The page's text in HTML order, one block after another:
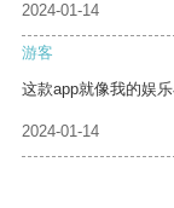
2024-01-14
游客
这款app就像我的娱
2024-01-14